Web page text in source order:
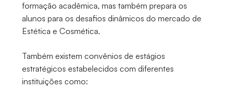
formação acadêmica, mas também prepara os
alunos para os desafios dinâmicos do mercado de
Estética e Cosmética.
Também existem convênios de estágios
estratégicos estabelecidos com diferentes
instituições como: